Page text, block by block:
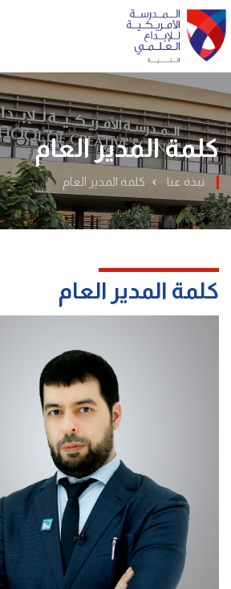
كلمة المدير العام
نبذة عنا كلمة المدير العام
كلمة المدير العام